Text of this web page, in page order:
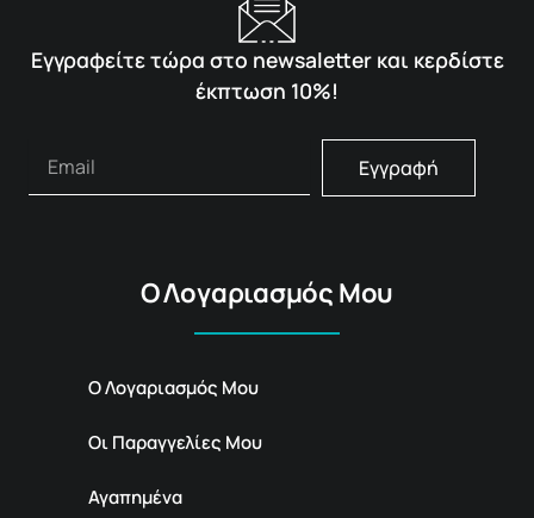
Εγγραφείτε τώρα στο newsaletter και κερδίστε
έκπτωση 10%!
Εγγραφή
Ο Λογαριασμός Μου
Ο Λογαριασμός Μου
Οι Παραγγελίες Μου
Αγαπημένα